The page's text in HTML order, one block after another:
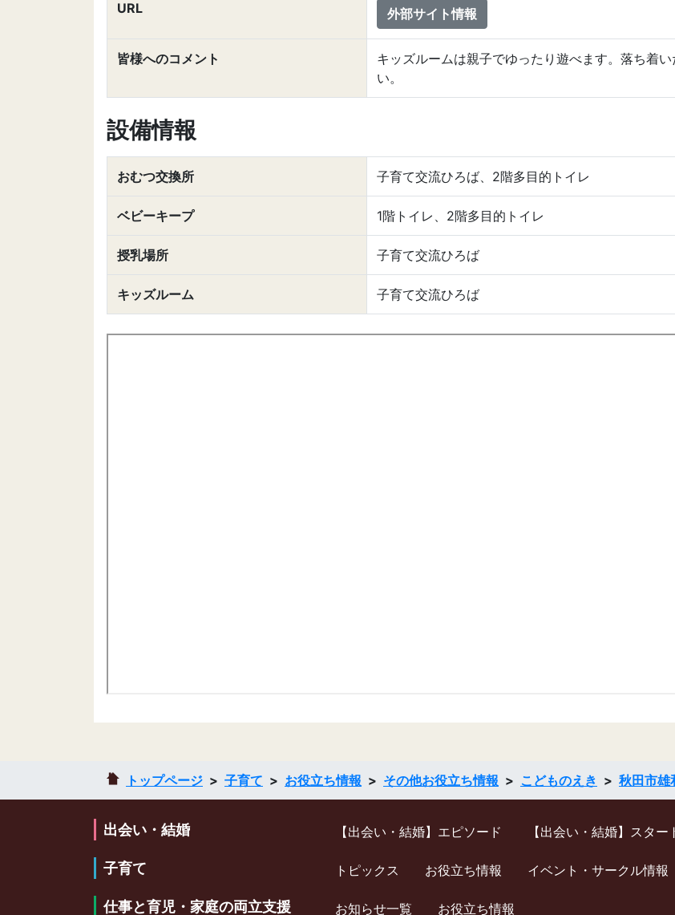
URL 外部サイト情報
皆様へのコメント
キッズルームは親子でゆったり遊べます。落ち着
い。
設備情報
おむつ交換所 子育て交流ひろば、2階多目的トイレ
ベビーキープ 1階トイレ、2階多目的トイレ
授乳場所 子育て交流ひろば
キッズルーム 子育て交流ひろば
トップページ 子育て お役立ち情報 その他お役立ち情報 こどものえき 秋田市雄
出会い・結婚 【出会い・結婚】エピソード 【出会い・結婚】スター
子育て トピックス お役立ち情報 イベント・サークル情報
仕事と育児・家庭の両立支援 お知らせ一覧 お役立ち情報